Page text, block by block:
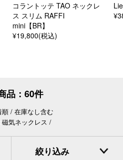
コラントッテ TAO ネックレ
ス スリム RAFFI
mini【BR】
¥19,800(税込)
品： 60件
順
在庫なし含む
磁気ネックレス
絞り込み